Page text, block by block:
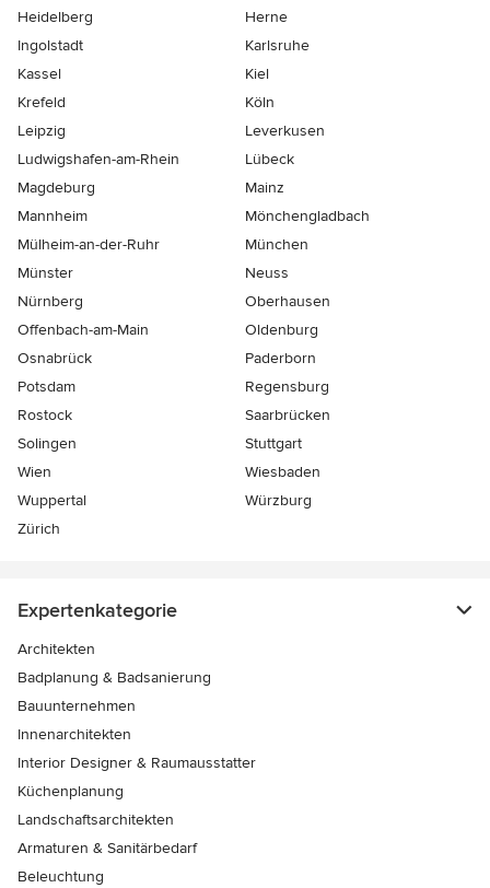
Heidelberg
Herne
Ingolstadt
Karlsruhe
Kassel
Kiel
Krefeld
Köln
Leipzig
Leverkusen
Ludwigshafen-am-Rhein
Lübeck
Magdeburg
Mainz
Mannheim
Mönchen­gladbach
Mülheim-an-der-Ruhr
München
Münster
Neuss
Nürnberg
Oberhausen
Offenbach-am-Main
Oldenburg
Osnabrück
Paderborn
Potsdam
Regensburg
Rostock
Saarbrücken
Solingen
Stuttgart
Wien
Wiesbaden
Wuppertal
Würzburg
Zürich
Expertenkategorie
Architekten
Badplanung & Badsanierung
Bauunternehmen
Innenarchitekten
Interior Designer & Raumausstatter
Küchenplanung
Landschaftsarchitekten
Armaturen & Sanitärbedarf
Beleuchtung